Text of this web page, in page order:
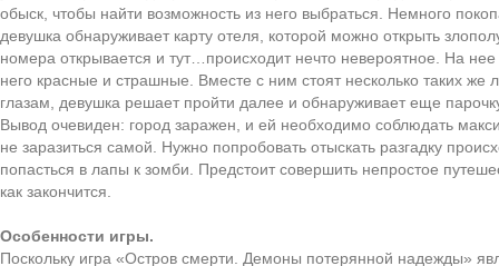
обыск, чтобы найти возможность из него выбраться. Немного
девушка обнаруживает карту отеля, которой можно открыть
номера открывается и тут…происходит нечто невероятное. На
него красные и страшные. Вместе с ним стоят несколько таких
глазам, девушка решает пройти далее и обнаруживает еще
Вывод очевиден: город заражен, и ей необходимо соблюдать
не заразиться самой. Нужно попробовать отыскать разгадку
попасться в лапы к зомби. Предстоит совершить непростое
как закончится.
Особенности игры.
Поскольку игра «Остров смерти. Демоны потерянной надежды»